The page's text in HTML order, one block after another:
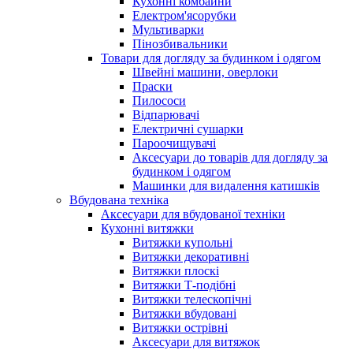
Електром'ясорубки
Мультиварки
Пінозбивальники
Товари для догляду за будинком і одягом
Швейні машини, оверлоки
Праски
Пилососи
Відпарювачі
Електричні сушарки
Пароочищувачі
Аксесуари до товарів для догляду за
будинком і одягом
Машинки для видалення катишків
Вбудована техніка
Аксесуари для вбудованої техніки
Кухонні витяжки
Витяжки купольні
Витяжки декоративні
Витяжки плоскі
Витяжки Т-подібні
Витяжки телескопічні
Витяжки вбудовані
Витяжки острівні
Аксесуари для витяжок